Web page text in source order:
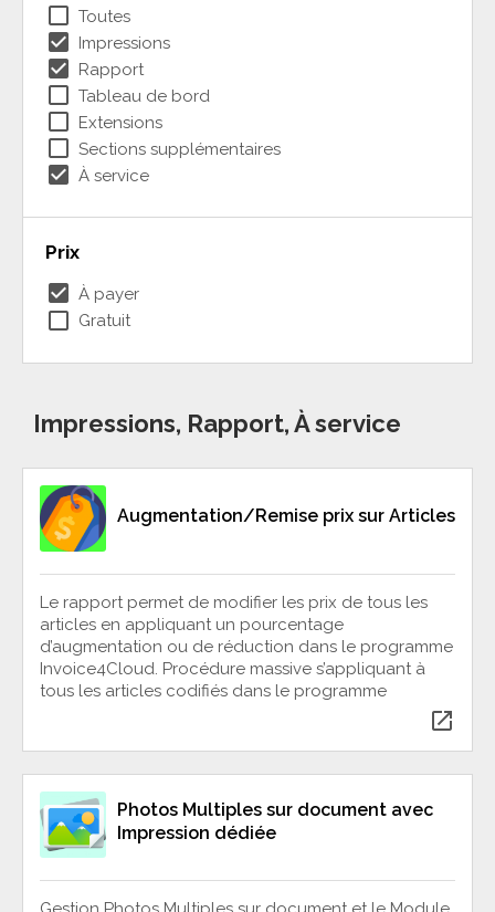
check_box_outline_blank Toutes
check_box Impressions
check_box Rapport
check_box_outline_blank Tableau de bord
check_box_outline_blank Extensions
check_box_outline_blank Sections supplémentaires
check_box À service
Prix
check_box À payer
check_box_outline_blank Gratuit
Impressions, Rapport, À service
Augmentation/Remise prix sur Articles
Le rapport permet de modifier les prix de tous les
articles en appliquant un pourcentage
d’augmentation ou de réduction dans le programme
Invoice4Cloud. Procédure massive s’appliquant à
tous les articles codifiés dans le programme
open_in_new
Photos Multiples sur document avec
Impression dédiée